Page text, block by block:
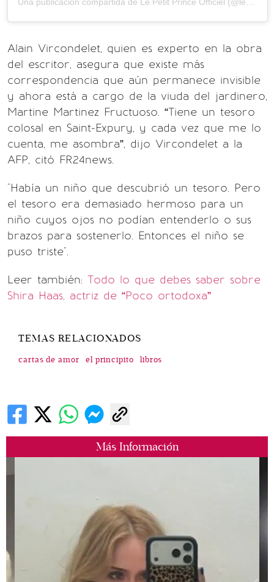
Más Información
Alain Vircondelet, quien es experto en la obra
del escritor, asegura que existe más
correspondencia que aún permanece invisible
y ahora está a cargo de la viuda del jardinero,
Martine Martinez Fructuoso. “Tiene un tesoro
colosal en Saint-Expury, y cada vez que me lo
cuenta, me asombra”, dijo Vircondelet a la
AFP, citó FR24news.
"Había un niño que descubrió un tesoro. Pero
el tesoro era demasiado hermoso para un
niño cuyos ojos no podían entenderlo o sus
brazos para sostenerlo. Entonces el niño se
puso triste".
Leer también: Todo lo que debes saber sobre
Shira Haas, actriz de “Poco ortodoxa”
TEMAS RELACIONADOS
cartas de amor el principito libros